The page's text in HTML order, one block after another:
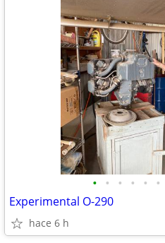
• • • • • •
Experimental O-290
hace 6 h